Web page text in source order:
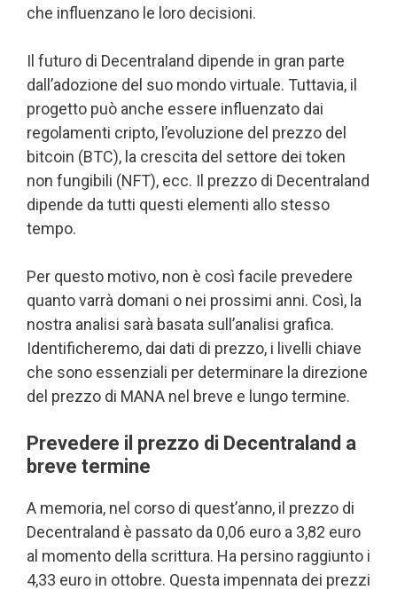
che influenzano le loro decisioni.
Il futuro di Decentraland dipende in gran parte
dall’adozione del suo mondo virtuale. Tuttavia, il
progetto può anche essere influenzato dai
regolamenti cripto, l’evoluzione del prezzo del
bitcoin (BTC), la crescita del settore dei token
non fungibili (NFT), ecc. Il prezzo di Decentraland
dipende da tutti questi elementi allo stesso
tempo.
Per questo motivo, non è così facile prevedere
quanto varrà domani o nei prossimi anni. Così, la
nostra analisi sarà basata sull’analisi grafica.
Identificheremo, dai dati di prezzo, i livelli chiave
che sono essenziali per determinare la direzione
del prezzo di MANA nel breve e lungo termine.
Prevedere il prezzo di Decentraland a
breve termine
A memoria, nel corso di quest’anno, il prezzo di
Decentraland è passato da 0,06 euro a 3,82 euro
al momento della scrittura. Ha persino raggiunto i
4,33 euro in ottobre. Questa impennata dei prezzi